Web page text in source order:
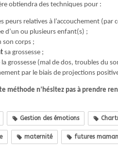
obtiendra des techniques pour :
peurs relatives à l’accouchement
d’un ou plusieurs enfant(s) ;
son corps ;
sa grossesse ;
la grossesse (mal de dos, troubles du
par le biais de projections
méthode n’hésitez pas à prendre
Gestion des émotions
maternité futures